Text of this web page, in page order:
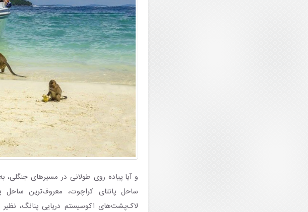
و آیا پیاده روی طولانی در مسیرهای
ساحل پانتای کراچوت، معروف‌ترین
لاک‌پشت‌های اکوسیستم دریایی پنانگ،